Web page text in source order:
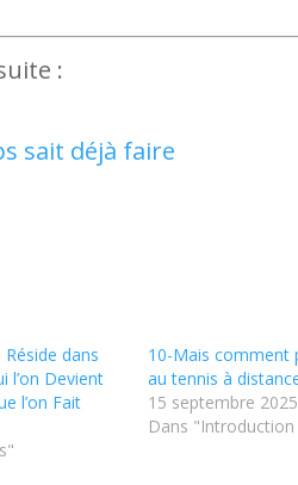
:
sait déjà faire
Réside dans
l’on Devient
l’on Fait
10-Mais comment
au tennis à
15 septembre 2025
Dans